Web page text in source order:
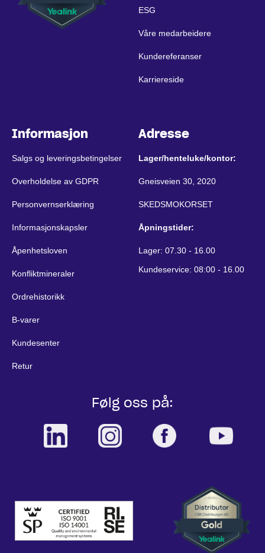
ESG
Våre medarbeidere
Kundereferanser
Karriereside
Informasjon
Salgs og leveringsbetingelser
Overholdelse av GDPR
Personvernserklæring
Informasjonskapsler
Åpenhetsloven
Konfliktmineraler
Ordrehistorikk
B-varer
Kundesenter
Retur
Adresse
Lager/henteluke/kontor:
Gneisveien 30, 2020
SKEDSMOKORSET
Åpningstider:
Lager: 07.30 - 16.00
Kundeservice: 08:00 - 16.00
Følg oss på: